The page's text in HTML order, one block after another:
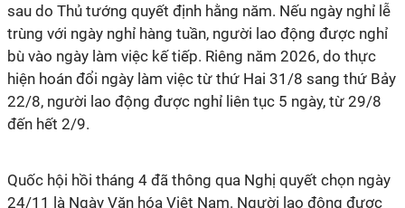
sau do Thủ tướng quyết định hằng năm. Nếu ngày nghỉ lễ
trùng với ngày nghỉ hàng tuần, người lao động được nghỉ
bù vào ngày làm việc kế tiếp. Riêng năm 2026, do thực
hiện hoán đổi ngày làm việc từ thứ Hai 31/8 sang thứ Bảy
22/8, người lao động được nghỉ liên tục 5 ngày, từ 29/8
đến hết 2/9.
Quốc hội hồi tháng 4 đã thông qua Nghị quyết chọn ngày
24/11 là Ngày Văn hóa Việt Nam. Người lao động được